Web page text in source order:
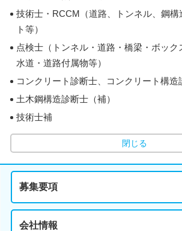
技術士・RCCM（道路、トンネル、鋼構
ト等）
点検士（トンネル・道路・橋梁・ボック
水道・道路付属物等）
コンクリート診断士、コンクリート構造
土木鋼構造診断士（補）
技術士補
閉じる
募集要項
会社情報